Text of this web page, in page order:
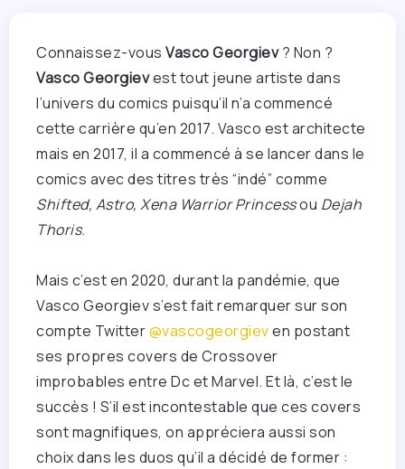
Connaissez-vous Vasco Georgiev? Non ?
Vasco Georgievest tout jeune artiste dans
l’univers du comics puisqu’il n’a commencé
cette carrière qu’en 2017. Vasco est architecte
mais en 2017, il a commencé à se lancer dans le
comics avec des titres très “indé” comme
Shifted, Astro, Xena Warrior Princessou Dejah
Thoris.
Mais c’est en 2020, durant la pandémie, que
Vasco Georgiev s’est fait remarquer sur son
compte Twitter@vascogeorgieven postant
ses propres covers de Crossover
improbables entre Dc et Marvel. Et là, c’est le
succès ! S’il est incontestable que ces covers
sont magnifiques, on appréciera aussi son
choix dans les duos qu’il a décidé de former :